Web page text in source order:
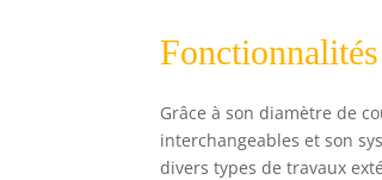
Grâce à son diamètre de
interchangeables et son
divers types de travaux